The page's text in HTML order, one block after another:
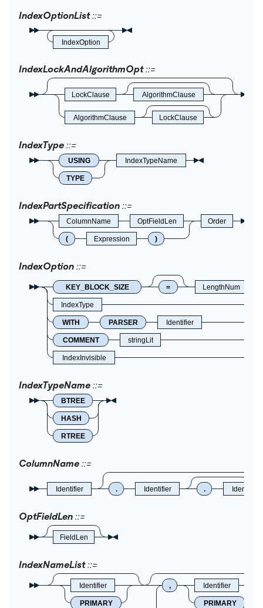
IndexOptionList
IndexOption
IndexLockAndAlgorithmOpt
LockClause AlgorithmClause
AlgorithmClause LockClause
IndexType
USING
TYPE
IndexTypeName
IndexPartSpecification
ColumnName OptFieldLen
( Expression )
Order
IndexOption
KEY_BLOCK_SIZE = LengthNum
IndexType
WITH PARSER Identifier
COMMENT stringLit
IndexInvisible
IndexTypeName
BTREE
HASH
RTREE
ColumnName
Identifier . Identifier . Identifier
OptFieldLen
FieldLen
IndexNameList
Identifier
PRIMARY
, Identifier
PRIMARY